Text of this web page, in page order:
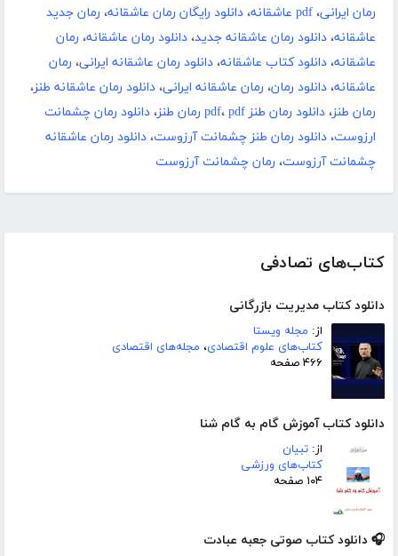
کتاب‌های تصادفی
دانلود کتاب مدیریت بازرگانی
از: مجله ویستا
کتاب‌های علوم اقتصادی، مجله‌های اقتصادی
۴۶۶ صفحه
دانلود کتاب آموزش گام به گام شنا
از: تبیان
کتاب‌های ورزشی
۱۰۴ صفحه
🎧 دانلود کتاب صوتی جعبه عبادت
رمان ایرانی، pdf عاشقانه ، دانلود رایگان رمان عاشقانه، رمان جدید
عاشقانه، دانلود رمان عاشقانه جدید، دانلود رمان عاشقانه، رمان
عاشقانه، دانلود کتاب عاشقانه، دانلود رمان عاشقانه ایرانی، رمان
عاشقانه، دانلود رمان، رمان عاشقانه ایرانی، دانلود رمان عاشقانه طنز،
رمان طنز، دانلود رمان طنز pdf ، pdf رمان طنز ، دانلود رمان چشمانت
ارزوست، دانلود رمان طنز چشمانت آرزوست، دانلود رمان عاشقانه
چشمانت آرزوست، رمان چشمانت آرزوست